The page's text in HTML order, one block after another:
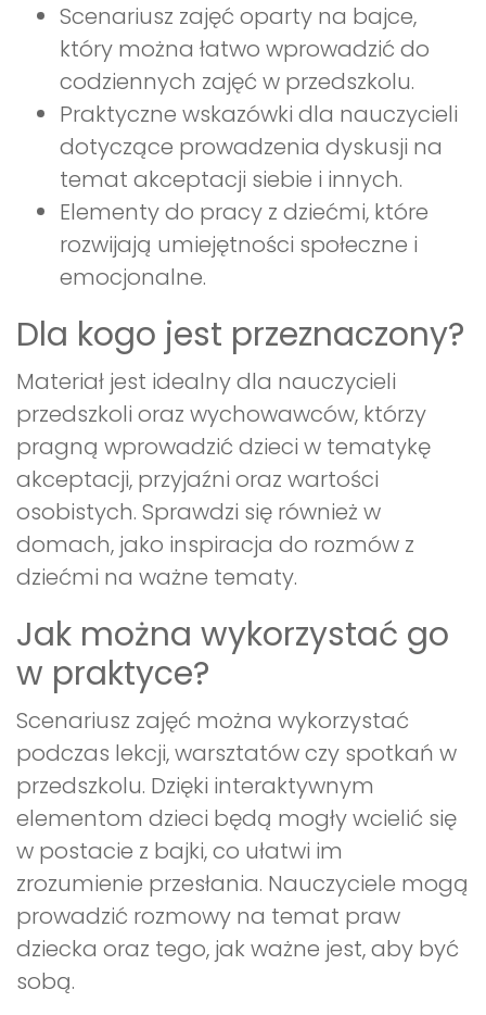
Scenariusz zajęć oparty na bajce,
który można łatwo wprowadzić do
codziennych zajęć w przedszkolu.
Praktyczne wskazówki dla nauczycieli
dotyczące prowadzenia dyskusji na
temat akceptacji siebie i innych.
Elementy do pracy z dziećmi, które
rozwijają umiejętności społeczne i
emocjonalne.
Dla kogo jest przeznaczony?
Materiał jest idealny dla nauczycieli
przedszkoli oraz wychowawców, którzy
pragną wprowadzić dzieci w tematykę
akceptacji, przyjaźni oraz wartości
osobistych. Sprawdzi się również w
domach, jako inspiracja do rozmów z
dziećmi na ważne tematy.
Jak można wykorzystać go
w praktyce?
Scenariusz zajęć można wykorzystać
podczas lekcji, warsztatów czy spotkań w
przedszkolu. Dzięki interaktywnym
elementom dzieci będą mogły wcielić się
w postacie z bajki, co ułatwi im
zrozumienie przesłania. Nauczyciele mogą
prowadzić rozmowy na temat praw
dziecka oraz tego, jak ważne jest, aby być
sobą.